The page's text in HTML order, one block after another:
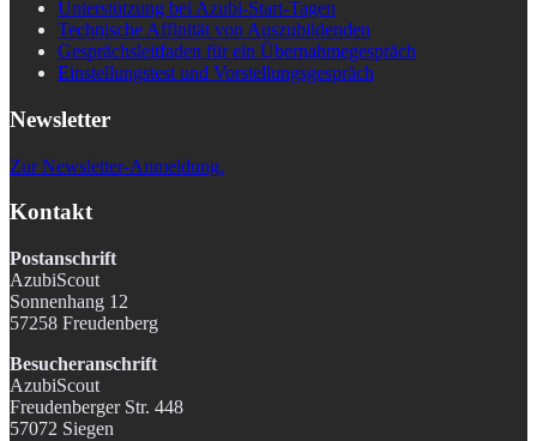
Unterstützung bei Azubi-Start-Tagen
Technische Affinität von Auszubildenden
Gesprächsleitfaden für ein Übernahmegespräch
Einstellungstest und Vorstellungsgespräch
Newsletter
Zur Newsletter-Anmeldung.
Kontakt
Postanschrift
AzubiScout
Sonnenhang 12
57258 Freudenberg
Besucheranschrift
AzubiScout
Freudenberger Str. 448
57072 Siegen